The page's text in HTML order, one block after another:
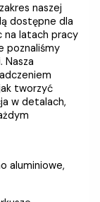
naszej
dostępne dla
na latach pracy
poznaliśmy
Nasza
tworzyć
w detalach,
aluminiowe,